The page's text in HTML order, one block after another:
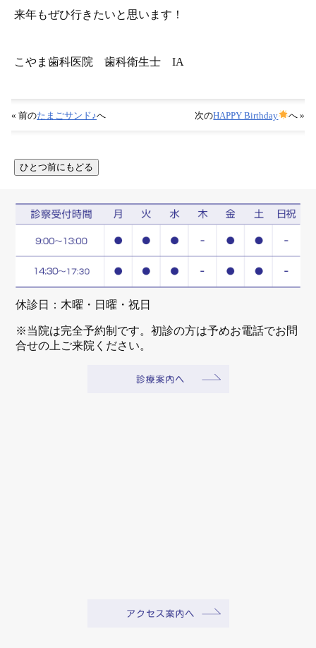
来年もぜひ行きたいと思います！
こやま歯科医院 歯科衛生士 IA
« 前のたまごサンド♪へ 次のHAPPY Birthday へ »
休診日：木曜・日曜・祝日
※当院は完全予約制です。初診の方は予めお電話でお問
合せの上ご来院ください。